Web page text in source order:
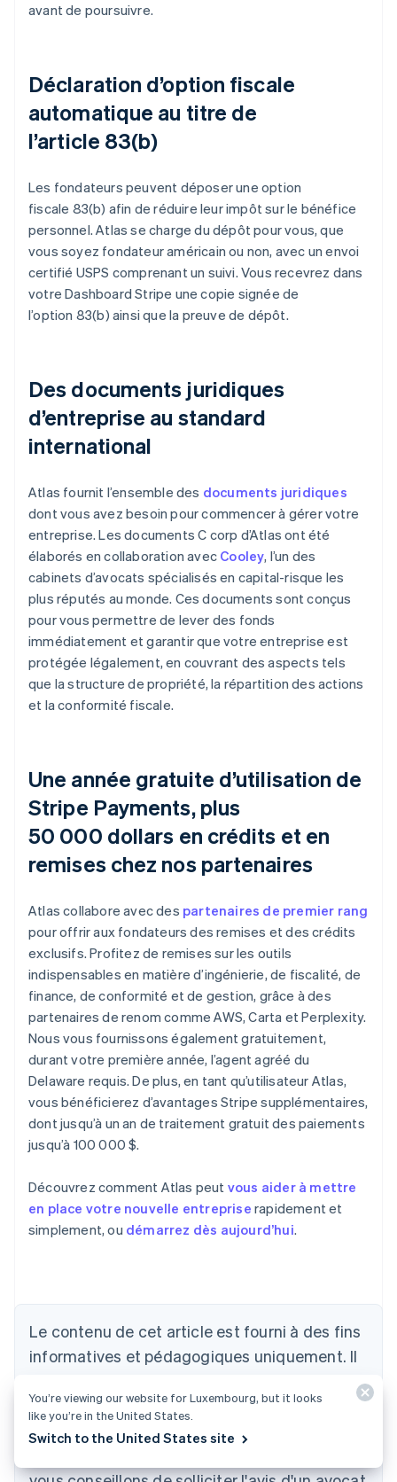
avant de poursuivre.
Déclaration d’option fiscale
automatique au titre de
l’article 83(b)
Les fondateurs peuvent déposer une option
fiscale 83(b) afin de réduire leur impôt sur le bénéfice
personnel. Atlas se charge du dépôt pour vous, que
vous soyez fondateur américain ou non, avec un envoi
certifié USPS comprenant un suivi. Vous recevrez dans
votre Dashboard Stripe une copie signée de
l’option 83(b) ainsi que la preuve de dépôt.
Des documents juridiques
d’entreprise au standard
international
Atlas fournit l’ensemble des documents juridiques
dont vous avez besoin pour commencer à gérer votre
entreprise. Les documents C corp d’Atlas ont été
élaborés en collaboration avec Cooley, l’un des
cabinets d’avocats spécialisés en capital-risque les
plus réputés au monde. Ces documents sont conçus
pour vous permettre de lever des fonds
immédiatement et garantir que votre entreprise est
protégée légalement, en couvrant des aspects tels
que la structure de propriété, la répartition des actions
et la conformité fiscale.
Une année gratuite d’utilisation de
Stripe Payments, plus
50 000 dollars en crédits et en
remises chez nos partenaires
Atlas collabore avec des partenaires de premier rang
pour offrir aux fondateurs des remises et des crédits
exclusifs. Profitez de remises sur les outils
indispensables en matière d’ingénierie, de fiscalité, de
finance, de conformité et de gestion, grâce à des
partenaires de renom comme AWS, Carta et Perplexity.
Nous vous fournissons également gratuitement,
durant votre première année, l’agent agréé du
Delaware requis. De plus, en tant qu’utilisateur Atlas,
vous bénéficierez d’avantages Stripe supplémentaires,
dont jusqu’à un an de traitement gratuit des paiements
jusqu’à 100 000 $.
Découvrez comment Atlas peut vous aider à mettre
en place votre nouvelle entreprise rapidement et
simplement, ou démarrez dès aujourd’hui.
Le contenu de cet article est fourni à des fins
informatives et pédagogiques uniquement. Il
fiscal. Stripe ne garantit pas l'exactitude,
l'exhaustivité, la pertinence, ni l'actualité des
DeutschEnglish
Australie
English
Autriche
Belgique
NederlandsFrançais Deutsch
Brésil
Bulgarie
You’re viewing our website for Luxembourg, but it looks
like you’re in the United States.
Switch to the United States site